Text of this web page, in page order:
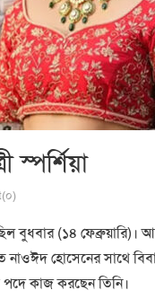
স্পর্শিয়া
বুধবার (১৪ ফেব্রুয়ারি)।
নাওঈদ হোসেনের সাথে
পদে কাজ করছেন তিনি।